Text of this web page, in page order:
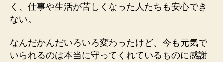
く、仕事や生活が苦しくなった人たちも安心でき
ない。
なんだかんだいろいろ変わったけど、今も元気で
いられるのは本当に守ってくれているものに感謝